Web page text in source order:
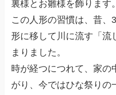
裏様とお雛様を飾ります。
この人形の習慣は、昔、
形に移して川に流す「流
まりました。
時が経つにつれて、家の
がり、今ではひな祭りの